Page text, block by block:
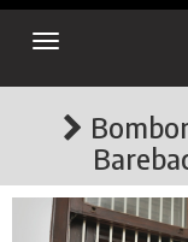
TOGGLE